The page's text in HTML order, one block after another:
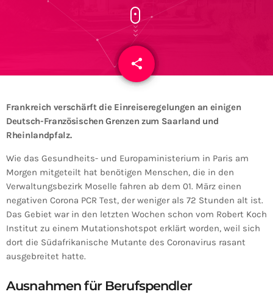
share
email
Frankreich verschärft die Einreiseregelungen an einigen
Deutsch-Französischen Grenzen zum Saarland und
Rheinlandpfalz.
Wie das Gesundheits- und Europaministerium in Paris am
Morgen mitgeteilt hat benötigen Menschen, die in den
Verwaltungsbezirk Moselle fahren ab dem 01. März einen
negativen Corona PCR Test, der weniger als 72 Stunden alt ist.
Das Gebiet war in den letzten Wochen schon vom Robert Koch
Institut zu einem Mutationshotspot erklärt worden, weil sich
dort die Südafrikanische Mutante des Coronavirus rasant
ausgebreitet hatte.
Ausnahmen für Berufspendler